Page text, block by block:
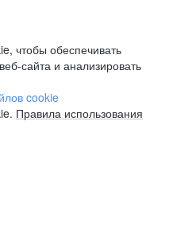
чтобы обеспечивать
сайта и анализировать
cookie
Правила использования